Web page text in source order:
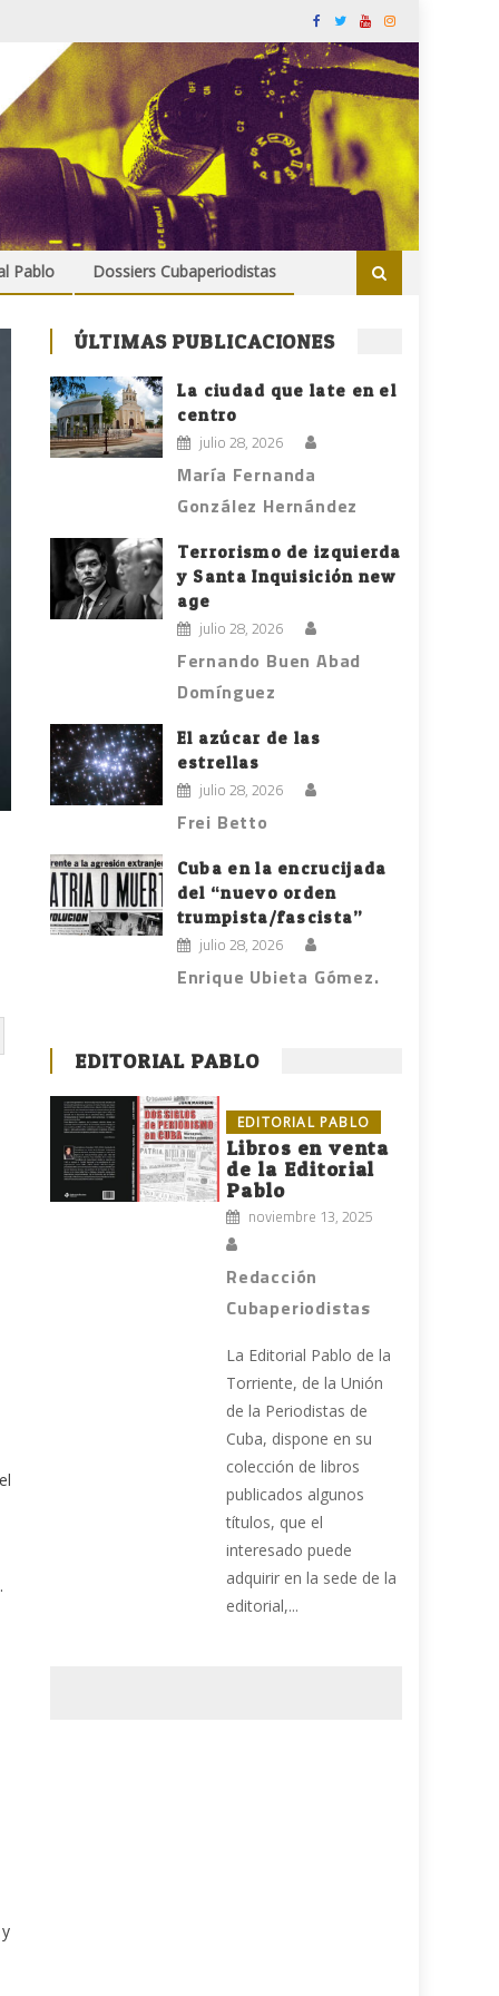
Pablo Dossiers Cubaperiodistas
ÚLTIMAS PUBLICACIONES
La ciudad que late en el
centro
julio 28, 2026
María Fernanda
González Hernández
Terrorismo de izquierda
y Santa Inquisición new
age
julio 28, 2026
Fernando Buen Abad
Domínguez
El azúcar de las
estrellas
julio 28, 2026
Frei Betto
Cuba en la encrucijada
del “nuevo orden
trumpista/fascista”
julio 28, 2026
Enrique Ubieta Gómez.
EDITORIAL PABLO
EDITORIAL PABLO
Libros en venta
de la Editorial
Pablo
noviembre 13, 2025
Redacción
Cubaperiodistas
La Editorial Pablo de la
Torriente, de la Unión
de la Periodistas de
Cuba, dispone en su
colección de libros
publicados algunos
títulos, que el
interesado puede
adquirir en la sede de la
editorial,...